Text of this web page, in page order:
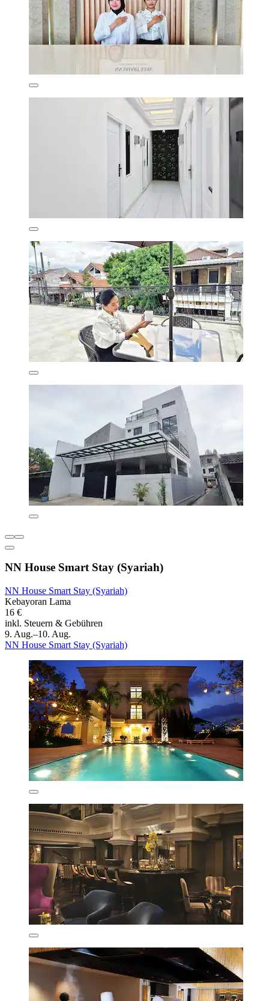
NN House Smart Stay (Syariah)
NN House Smart Stay (Syariah)
Kebayoran Lama
16 €
inkl. Steuern & Gebühren
9. Aug.–10. Aug.
NN House Smart Stay (Syariah)